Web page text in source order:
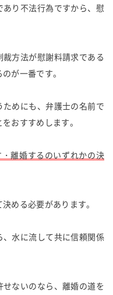
り不法行為ですから、慰
方法が慰謝料請求である
が一番です。
めにも、弁護士の名前で
おすすめします。
離婚するのいずれかの決
める必要があります。
水に流して共に信頼関係
ないのなら、離婚の道を